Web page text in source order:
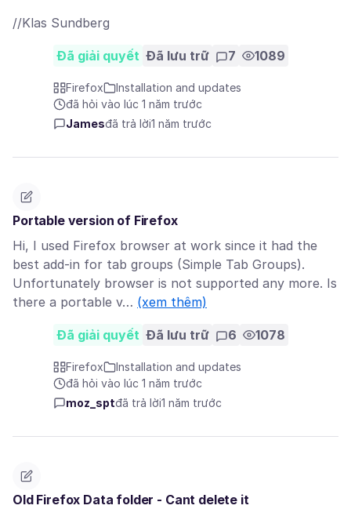
//Klas Sundberg
Đã giải quyết Đã lưu trữ 7 1089
Firefox
Installation and updates
đã hỏi vào lúc 1 năm trước
Jamesđã trả lời1 năm trước
Portable version of Firefox
Hi, I used Firefox browser at work since it had the
best add-in for tab groups (Simple Tab Groups).
Unfortunately browser is not supported any more. Is
there a portable v… (xem thêm)
Đã giải quyết Đã lưu trữ 6 1078
Firefox
Installation and updates
đã hỏi vào lúc 1 năm trước
moz_sptđã trả lời1 năm trước
Old Firefox Data folder - Cant delete it